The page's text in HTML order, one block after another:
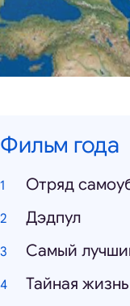
Фильм года
Отряд
Дэдпул
Самый
Тайная